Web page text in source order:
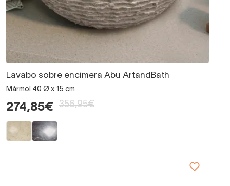
Lavabo sobre encimera Abu ArtandBath
Mármol 40 Ø x 15 cm
274,85€ 356,95€